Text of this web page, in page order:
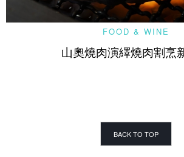
FOOD & WINE
山奧燒肉演繹燒肉割烹
BACK TO TOP